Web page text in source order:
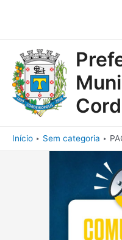
Início Sem categoria